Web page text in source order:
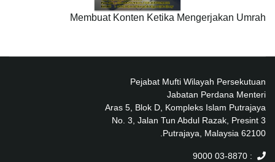
Membuat Konten Ketika Mengerjakan Umrah
Pejabat Mufti Wilayah Persekutuan
Jabatan Perdana Menteri
Aras 5, Blok D, Kompleks Islam Putrajaya
No. 3, Jalan Tun Abdul Razak, Presint 3
62100 Putrajaya, Malaysia.
: 03-8870 9000